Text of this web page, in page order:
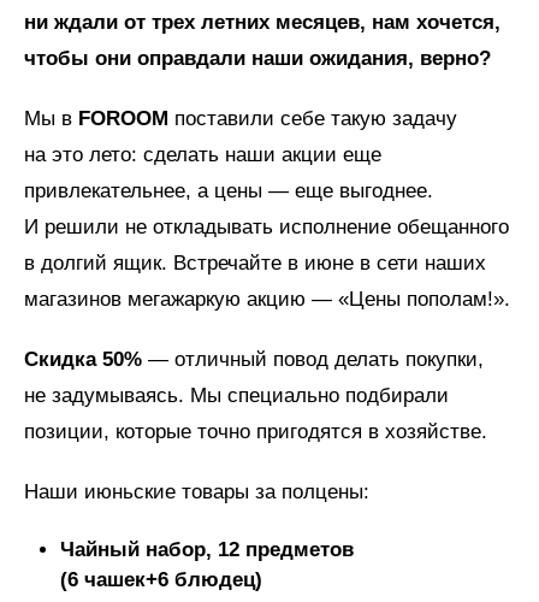
ни ждали от трех летних месяцев, нам хочется,
чтобы они оправдали наши ожидания, верно?
Мы в FOROOM поставили себе такую задачу
на это лето: сделать наши акции еще
привлекательнее, а цены — еще выгоднее.
И решили не откладывать исполнение обещанного
в долгий ящик. Встречайте в июне в сети наших
магазинов мегажаркую акцию — «Цены пополам!».
Скидка 50% — отличный повод делать покупки,
не задумываясь. Мы специально подбирали
позиции, которые точно пригодятся в хозяйстве.
Наши июньские товары за полцены:
Чайный набор, 12 предметов
(6 чашек+6 блюдец)